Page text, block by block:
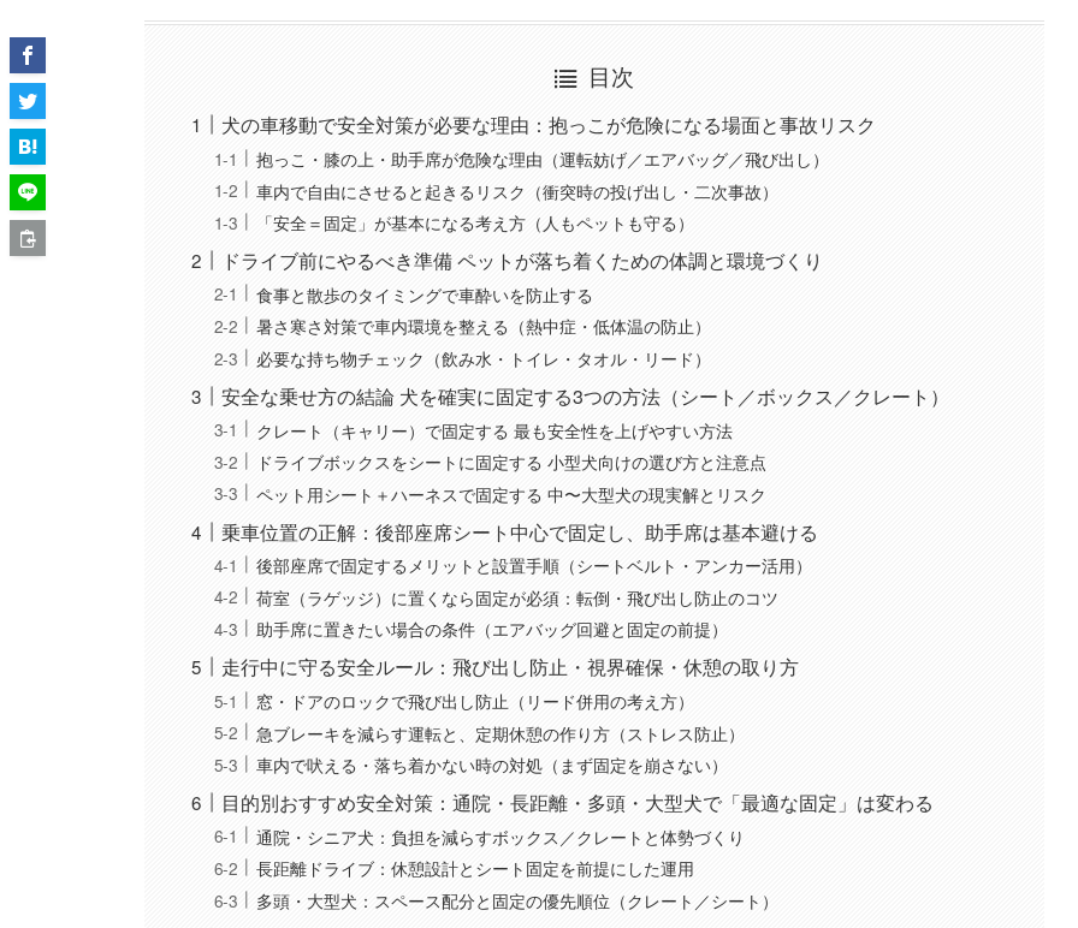
目次
犬の車移動で安全対策が必要な理由：抱っこが危険になる場面と事故リスク
抱っこ・膝の上・助手席が危険な理由（運転妨げ／エアバッグ／飛び出し）
車内で自由にさせると起きるリスク（衝突時の投げ出し・二次事故）
「安全＝固定」が基本になる考え方（人もペットも守る）
ドライブ前にやるべき準備 ペットが落ち着くための体調と環境づくり
食事と散歩のタイミングで車酔いを防止する
暑さ寒さ対策で車内環境を整える（熱中症・低体温の防止）
必要な持ち物チェック（飲み水・トイレ・タオル・リード）
安全な乗せ方の結論 犬を確実に固定する3つの方法（シート／ボックス／クレート）
クレート（キャリー）で固定する 最も安全性を上げやすい方法
ドライブボックスをシートに固定する 小型犬向けの選び方と注意点
ペット用シート＋ハーネスで固定する 中〜大型犬の現実解とリスク
乗車位置の正解：後部座席シート中心で固定し、助手席は基本避ける
後部座席で固定するメリットと設置手順（シートベルト・アンカー活用）
荷室（ラゲッジ）に置くなら固定が必須：転倒・飛び出し防止のコツ
助手席に置きたい場合の条件（エアバッグ回避と固定の前提）
走行中に守る安全ルール：飛び出し防止・視界確保・休憩の取り方
窓・ドアのロックで飛び出し防止（リード併用の考え方）
急ブレーキを減らす運転と、定期休憩の作り方（ストレス防止）
車内で吠える・落ち着かない時の対処（まず固定を崩さない）
目的別おすすめ安全対策：通院・長距離・多頭・大型犬で「最適な固定」は変わる
通院・シニア犬：負担を減らすボックス／クレートと体勢づくり
長距離ドライブ：休憩設計とシート固定を前提にした運用
多頭・大型犬：スペース配分と固定の優先順位（クレート／シート）